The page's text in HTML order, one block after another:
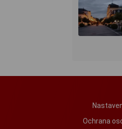
Ochrana